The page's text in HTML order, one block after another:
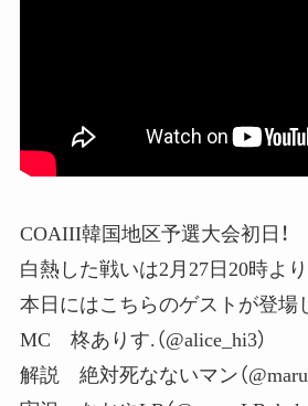
COAIII韓国地区予選大会初日！
白熱した戦いは2月27日20時より
本日にはこちらのゲストが登場
MC 柊ありす.（@alice_hi3）
解説 絶対死なないマン（